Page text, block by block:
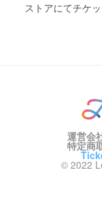
ストアにてチケ
運営会
特定商
© 2022